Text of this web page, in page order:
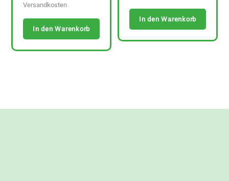
Versandkosten
In den Warenkorb
In den Warenkorb